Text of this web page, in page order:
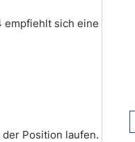
empfiehlt sich eine
Position laufen.